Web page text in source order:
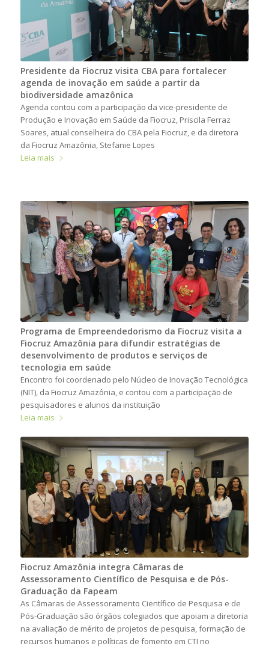
Presidente da Fiocruz visita CBA para fortalecer
agenda de inovação em saúde a partir da
biodiversidade amazônica
Agenda contou com a participação da vice-presidente de
Produção e Inovação em Saúde da Fiocruz, Priscila Ferraz
Soares, atual conselheira do CBA pela Fiocruz, e da diretora
da Fiocruz Amazônia, Stefanie Lopes
Leia mais
Programa de Empreendedorismo da Fiocruz visita a
Fiocruz Amazônia para difundir estratégias de
desenvolvimento de produtos e serviços de
tecnologia em saúde
Encontro foi coordenado pelo Núcleo de Inovação Tecnológica
(NIT), da Fiocruz Amazônia, e contou com a participação de
pesquisadores e alunos da instituição
Leia mais
Fiocruz Amazônia integra Câmaras de
Assessoramento Científico de Pesquisa e de Pós-
Graduação da Fapeam
As Câmaras de Assessoramento Científico de Pesquisa e de
Pós-Graduação são órgãos colegiados que apoiam a diretoria
na avaliação de mérito de projetos de pesquisa, formação de
recursos humanos e políticas de fomento em CTI no